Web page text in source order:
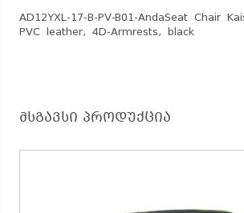
AD12YXL-17-B-PV-B01-AndaSeat Chair
PVC leather, 4D-Armrests, black
მსგავსი პროდუქცია